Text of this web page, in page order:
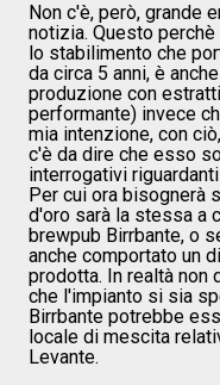
Non c'è, però, grande
notizia. Questo
lo stabilimento che
da circa 5 anni, è
produzione con
performante) invece
mia intenzione, con
c'è da dire che esso
interrogativi
Per cui ora bisognerà
d'oro sarà la stessa a
brewpub Birrbante, o
anche comportato un
prodotta. In realtà non
che l'impianto si sia
Birrbante potrebbe
locale di mescita
Levante.